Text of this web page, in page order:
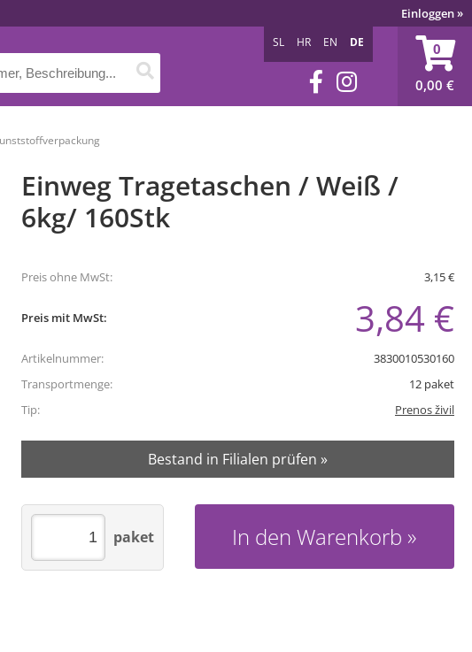
Einloggen»
0
0,00 €
SL HR EN DE
Einweg Tragetaschen / Weiß /
6kg/ 160Stk
Preis ohne MwSt: 3,15 €
Preis mit MwSt: 3,84 €
Artikelnummer:
3830010530160
Transportmenge:
12 paket
Tip:
Prenos živil
Bestand in Filialen prüfen »
In den Warenkorb
paket